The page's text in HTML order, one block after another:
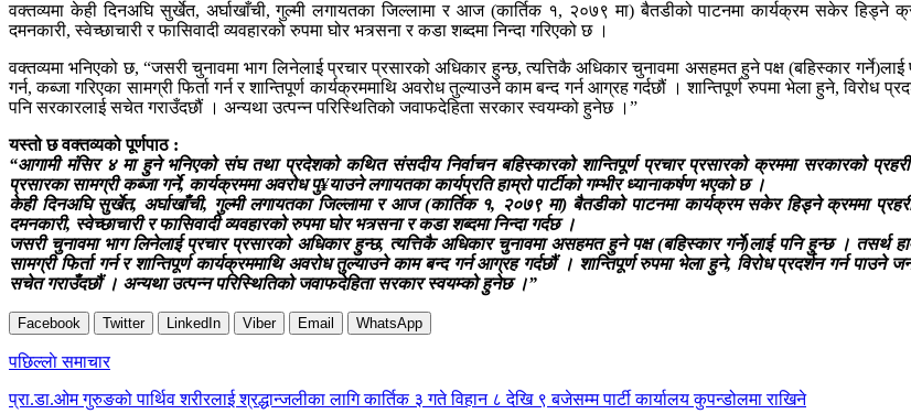
वक्तव्यमा केही दिनअघि सुर्खेत, अर्घाखाँची, गुल्मी लगायतका जिल्लामा र आज (कार्तिक १, २०७९ मा) बैतडीको पाटनमा कार्यक्रम सकेर हिड्ने
दमनकारी, स्वेच्छाचारी र फासिवादी व्यवहारको रुपमा घोर भत्र्सना र कडा शब्दमा निन्दा गरिएको छ ।
वक्तव्यमा भनिएको छ, “जसरी चुनावमा भाग लिनेलाई प्रचार प्रसारको अधिकार हुन्छ, त्यत्तिकै अधिकार चुनावमा असहमत हुने पक्ष (बहिस्कार
गर्न, कब्जा गरिएका सामग्री फिर्ता गर्न र शान्तिपूर्ण कार्यक्रममाथि अवरोध तुल्याउने काम बन्द गर्न आग्रह गर्दछौं । शान्तिपूर्ण रुपमा भेला हुने, विरोध
पनि सरकारलाई सचेत गराउँदछौं । अन्यथा उत्पन्न परिस्थितिको जवाफदेहिता सरकार स्वयम्को हुनेछ ।”
यस्तो छ वक्तव्यको पूर्णपाठ :
“आगामी मंसिर ४ मा हुने भनिएको संघ तथा प्रदेशको कथित संसदीय निर्वाचन बहिस्कारको शान्तिपूर्ण प्रचार प्रसारको क्रममा सरकारको
प्रसारका सामग्री कब्जा गर्ने, कार्यक्रममा अवरोध पु¥याउने लगायतका कार्यप्रति हाम्रो पार्टीको गम्भीर ध्यानाकर्षण भएको छ ।
केही दिनअघि सुर्खेत, अर्घाखाँची, गुल्मी लगायतका जिल्लामा र आज (कार्तिक १, २०७९ मा) बैतडीको पाटनमा कार्यक्रम सकेर हिड्ने क्रममा
दमनकारी, स्वेच्छाचारी र फासिवादी व्यवहारको रुपमा घोर भत्र्सना र कडा शब्दमा निन्दा गर्दछ ।
जसरी चुनावमा भाग लिनेलाई प्रचार प्रसारको अधिकार हुन्छ, त्यत्तिकै अधिकार चुनावमा असहमत हुने पक्ष (बहिस्कार गर्ने)लाई पनि हुन्छ । तसर्थ
सामग्री फिर्ता गर्न र शान्तिपूर्ण कार्यक्रममाथि अवरोध तुल्याउने काम बन्द गर्न आग्रह गर्दछौं । शान्तिपूर्ण रुपमा भेला हुने, विरोध प्रदर्शन गर्न पाउने
सचेत गराउँदछौं । अन्यथा उत्पन्न परिस्थितिको जवाफदेहिता सरकार स्वयम्को हुनेछ ।”
Facebook Twitter LinkedIn Viber Email WhatsApp
Post
navigation
पछिल्लाे समाचार
प्रा.डा.ओम गुरुङको पार्थिव शरीरलाई श्रद्धान्जलीका लागि कार्तिक ३ गते विहान ८ देखि ९ बजेसम्म पार्टी कार्यालय कुपन्डोलमा राखिने